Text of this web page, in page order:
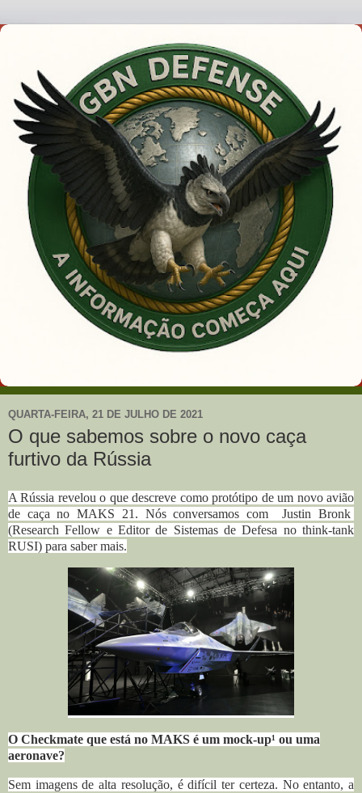
QUARTA-FEIRA, 21 DE JULHO DE 2021
O que sabemos sobre o novo caça
furtivo da Rússia
A Rússia revelou o que descreve como protótipo de um novo avião
de caça no MAKS 21. Nós conversamos com Justin Bronk
(Research Fellow e Editor de Sistemas de Defesa no think-tank
RUSI) para saber mais.
O Checkmate que está no MAKS é um mock-up¹ ou uma
aeronave?
Sem imagens de alta resolução, é difícil ter certeza. No entanto, a